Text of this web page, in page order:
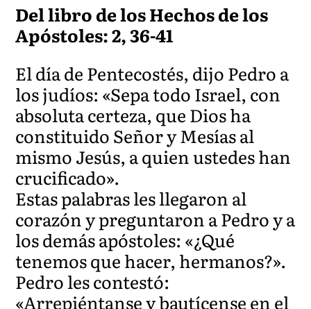
Del libro de los Hechos de los
Apóstoles: 2, 36-41
El día de Pentecostés, dijo Pedro a
los judíos: «Sepa todo Israel, con
absoluta certeza, que Dios ha
constituido Señor y Mesías al
mismo Jesús, a quien ustedes han
crucificado».
Estas palabras les llegaron al
corazón y preguntaron a Pedro y a
los demás apóstoles: «¿Qué
tenemos que hacer, hermanos?».
Pedro les contestó:
«Arrepiéntanse y bautícense en el